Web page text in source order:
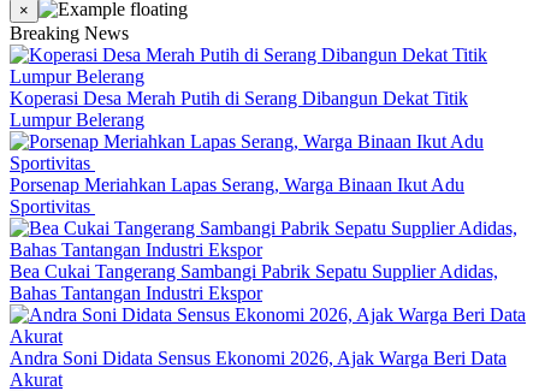
×
Breaking News
Koperasi Desa Merah Putih di Serang Dibangun Dekat Titik
Lumpur Belerang
Porsenap Meriahkan Lapas Serang, Warga Binaan Ikut Adu
Sportivitas
Bea Cukai Tangerang Sambangi Pabrik Sepatu Supplier Adidas,
Bahas Tantangan Industri Ekspor
Andra Soni Didata Sensus Ekonomi 2026, Ajak Warga Beri Data
Akurat